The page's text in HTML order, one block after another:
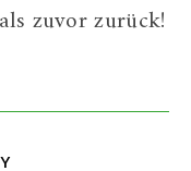
zuvor zurück!